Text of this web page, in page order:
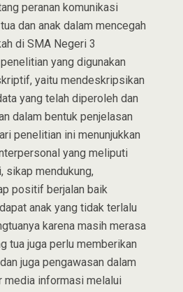
peranan komunikasi
dan anak dalam mencegah
di SMA Negeri 3
yang digunakan
yaitu mendeskripsikan
yang telah diperoleh dan
dalam bentuk penjelasan
penelitian ini menunjukkan
yang meliputi
sikap mendukung,
positif berjalan baik
anak yang tidak terlalu
karena masih merasa
tua juga perlu memberikan
juga pengawasan dalam
media informasi melalui